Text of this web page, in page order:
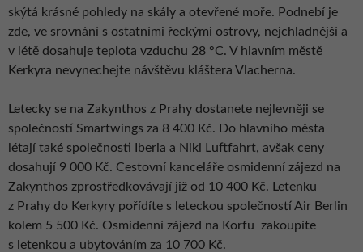
skýtá krásné pohledy na skály a otevřené moře. Podnebí je
zde, ve srovnání s ostatními řeckými ostrovy, nejchladnější a
v létě dosahuje teplota vzduchu 28 °C. V hlavním městě
Kerkyra nevynechejte návštěvu kláštera Vlacherna.
Letecky se na Zakynthos z Prahy dostanete nejlevněji se
společností Smartwings za 8 400 Kč. Do hlavního města
létají také společnosti Iberia a Niki Luftfahrt, avšak ceny
dosahují 9 000 Kč. Cestovní kanceláře osmidenní zájezd na
Zakynthos zprostředkovávají již od 10 400 Kč. Letenku
z Prahy do Kerkyry pořídíte s leteckou společností Air Berlin
kolem 5 500 Kč. Osmidenní zájezd na Korfu zakoupíte
s letenkou a ubytováním za 10 700 Kč.